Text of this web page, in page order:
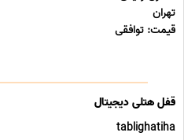
تهران
قیمت: توافقی
قفل هتلی دیجیتال
tablighatiha